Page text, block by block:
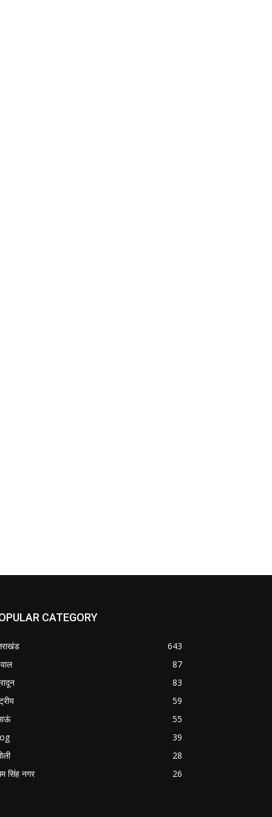
CATEGORY
643
87
83
59
55
39
28
सिंह नगर
26